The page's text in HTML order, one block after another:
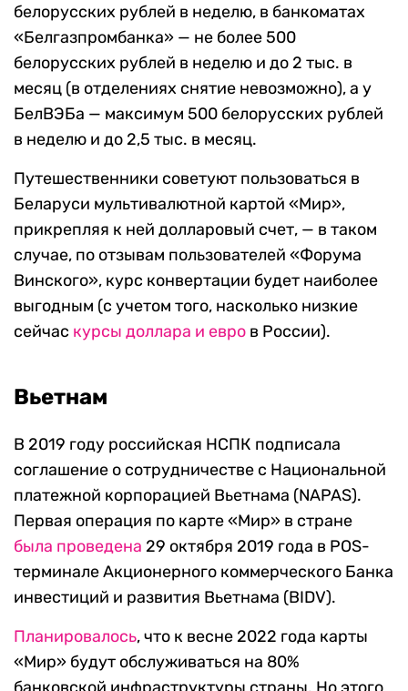
белорусских рублей в неделю, в банкоматах
«Белгазпромбанка» — не более 500
белорусских рублей в неделю и до 2 тыс. в
месяц (в отделениях снятие невозможно), а у
БелВЭБа — максимум 500 белорусских рублей
в неделю и до 2,5 тыс. в месяц.
Путешественники советуют пользоваться в
Беларуси мультивалютной картой «Мир»,
прикрепляя к ней долларовый счет, — в таком
случае, по отзывам пользователей «Форума
Винского», курс конвертации будет наиболее
выгодным (с учетом того, насколько низкие
сейчас курсы доллара и евро в России).
Вьетнам
В 2019 году российская НСПК подписала
соглашение о сотрудничестве с Национальной
платежной корпорацией Вьетнама (NAPAS).
Первая операция по карте «Мир» в стране
была проведена 29 октября 2019 года в POS-
терминале Акционерного коммерческого Банка
инвестиций и развития Вьетнама (BIDV).
Планировалось, что к весне 2022 года карты
«Мир» будут обслуживаться на 80%